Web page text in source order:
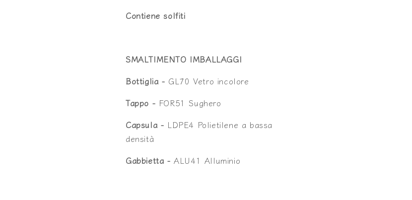
Contiene solfiti
SMALTIMENTO IMBALLAGGI
Bottiglia - GL70 Vetro incolore
Tappo - FOR51 Sughero
Capsula - LDPE4 Polietilene a bassa
densità
Gabbietta - ALU41 Alluminio